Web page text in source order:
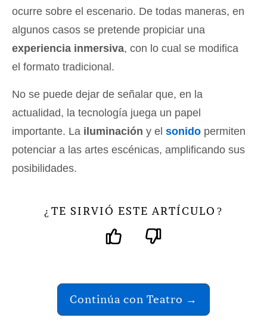
ocurre sobre el escenario. De todas maneras, en
algunos casos se pretende propiciar una
experiencia inmersiva, con lo cual se modifica
el formato tradicional.
No se puede dejar de señalar que, en la
actualidad, la tecnología juega un papel
importante. La iluminación y el sonido permiten
potenciar a las artes escénicas, amplificando sus
posibilidades.
¿ TE SIRVIÓ ESTE ARTÍCULO ?
Continúa con Teatro →